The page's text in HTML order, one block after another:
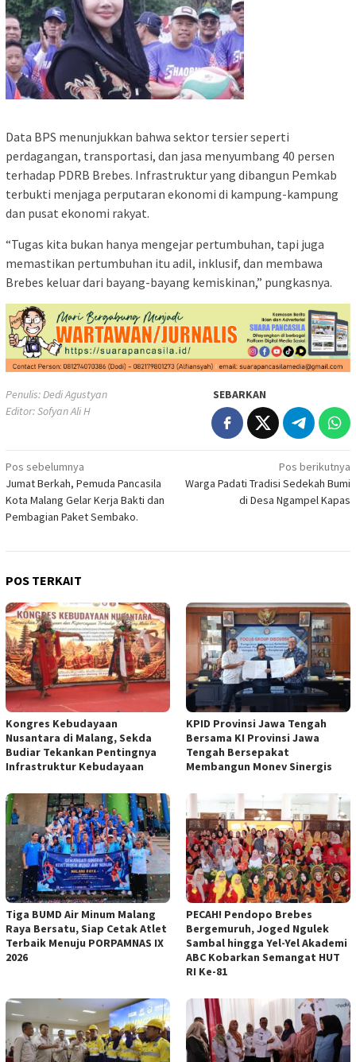
Data BPS menunjukkan bahwa sektor tersier seperti
perdagangan, transportasi, dan jasa menyumbang 40 persen
terhadap PDRB Brebes. Infrastruktur yang dibangun Pemkab
terbukti menjaga perputaran ekonomi di kampung-kampung
dan pusat ekonomi rakyat.
“Tugas kita bukan hanya mengejar pertumbuhan, tapi juga
memastikan pertumbuhan itu adil, inklusif, dan membawa
Brebes keluar dari bayang-bayang kemiskinan,” pungkasnya.
Penulis: Dedi Agustyan
Editor: Sofyan Ali H
SEBARKAN
Navigasi
pos
Pos sebelumnya
Jumat Berkah, Pemuda Pancasila
Kota Malang Gelar Kerja Bakti dan
Pembagian Paket Sembako.
Pos berikutnya
Warga Padati Tradisi Sedekah Bumi
di Desa Ngampel Kapas
POS TERKAIT
Kongres Kebudayaan
Nusantara di Malang, Sekda
Budiar Tekankan Pentingnya
Infrastruktur Kebudayaan
KPID Provinsi Jawa Tengah
Bersama KI Provinsi Jawa
Tengah Bersepakat
Membangun Monev Sinergis
Tiga BUMD Air Minum Malang
Raya Bersatu, Siap Cetak Atlet
Terbaik Menuju PORPAMNAS IX
2026
PECAH! Pendopo Brebes
Bergemuruh, Joged Ngulek
Sambal hingga Yel-Yel Akademi
ABC Kobarkan Semangat HUT
RI Ke-81